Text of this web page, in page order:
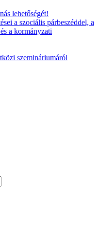
lehetőségét!
a szociális párbeszéddel, a
a kormányzati
szemináriumáról